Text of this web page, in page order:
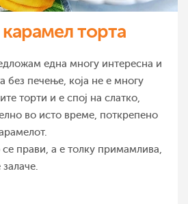
торта
една многу интересна и
без печење, која не е многу
торти и е спој на слатко,
во исто време, поткрепено
прави, а е толку примамлива,